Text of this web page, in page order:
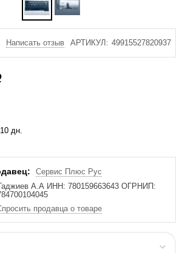
Написать отзыв АРТИКУЛ: 49915527820937
10 дн.
Сервис Плюс Рус
А.А ИНН: 780159663643 ОГРНИП:
продавца о товаре